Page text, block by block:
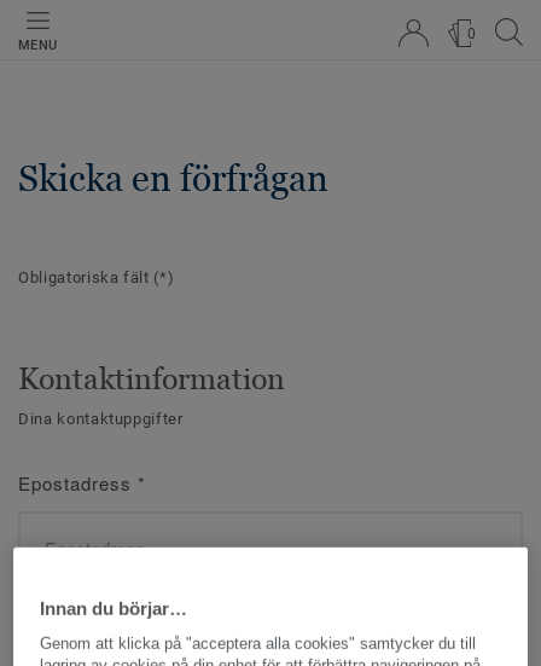
MENU
0
Skicka en förfrågan
Obligatoriska fält (*)
Kontaktinformation
Dina kontaktuppgifter
Epostadress *
Namn*
Innan du börjar…
Genom att klicka på "acceptera alla cookies" samtycker du till